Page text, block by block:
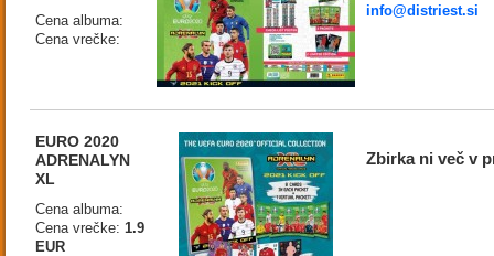
Cena albuma:
Cena vrečke:
info@distriest.si
EURO 2020
ADRENALYN
XL
Cena albuma:
Cena vrečke: 1.9
EUR
Zbirka ni več v